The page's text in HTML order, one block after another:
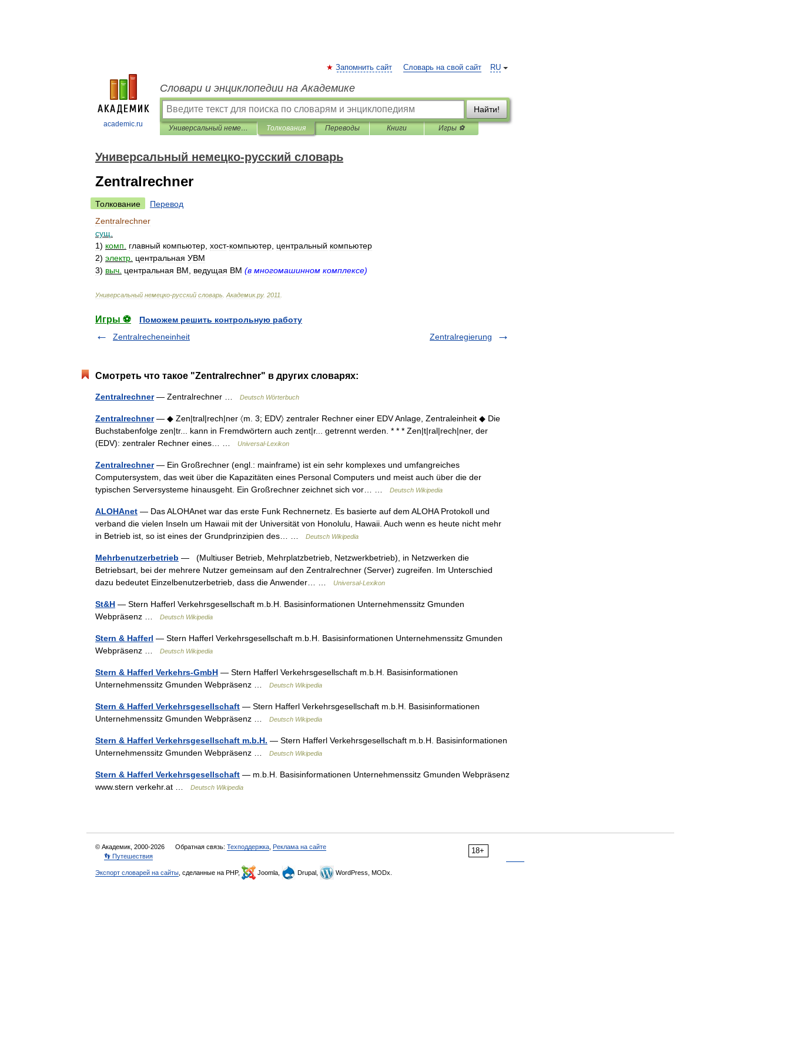
academic.ru
RU
Запомнить сайт Словарь на свой сайт
Словари и энциклопедии на Академике
Найти!
Универсальный немецко-русский словарь Толкования Переводы Книги Игры ⚽
Универсальный немецко-русский словарь
Zentralrechner
Толкование
Перевод
Zentralrechner
сущ
1) комп главный компьютер хост-компьютер центральный компьютер
2) электр центральная УВМ
3) выч центральная ВМ ведущая ВМ (в многомашинном комплексе)
Универсальный немецко-русский словарь Академик.ру. 2011
Игры ⚽
Поможем решить контрольную работу
Zentralrecheneinheit
Zentralregierung
Смотреть что такое "Zentralrechner" в других словарях:
Zentralrechner— Zentralrechner … Deutsch Wörterbuch
Zentralrechner— ◆ Zen|tral|rech|ner 〈m. 3; EDV〉 zentraler Rechner einer EDV Anlage, Zentraleinheit ◆ Die
Buchstabenfolge zen|tr... kann in Fremdwörtern auch zent|r... getrennt werden. * * * Zen|t|ral|rech|ner, der
(EDV): zentraler Rechner eines… …
Universal-Lexikon
Zentralrechner— Ein Großrechner (engl.: mainframe) ist ein sehr komplexes und umfangreiches
Computersystem, das weit über die Kapazitäten eines Personal Computers und meist auch über die der
typischen Serversysteme hinausgeht. Ein Großrechner zeichnet sich vor… …
Deutsch Wikipedia
ALOHAnet — Das ALOHAnet war das erste Funk Rechnernetz. Es basierte auf dem ALOHA Protokoll und
verband die vielen Inseln um Hawaii mit der Universität von Honolulu, Hawaii. Auch wenn es heute nicht mehr
in Betrieb ist, so ist eines der Grundprinzipien des… …
Deutsch Wikipedia
Mehrbenutzerbetrieb — (Multiuser Betrieb, Mehrplatzbetrieb, Netzwerkbetrieb), in Netzwerken die
Betriebsart, bei der mehrere Nutzer gemeinsam auf den Zentralrechner (Server) zugreifen. Im Unterschied
dazu bedeutet Einzelbenutzerbetrieb, dass die Anwender… …
Universal-Lexikon
St&H — Stern Hafferl Verkehrsgesellschaft m.b.H. Basisinformationen Unternehmenssitz Gmunden
Webpräsenz …
Deutsch Wikipedia
Stern & Hafferl — Stern Hafferl Verkehrsgesellschaft m.b.H. Basisinformationen Unternehmenssitz Gmunden
Webpräsenz …
Deutsch Wikipedia
Stern & Hafferl Verkehrs-GmbH — Stern Hafferl Verkehrsgesellschaft m.b.H. Basisinformationen
Unternehmenssitz Gmunden Webpräsenz …
Deutsch Wikipedia
Stern & Hafferl Verkehrsgesellschaft — Stern Hafferl Verkehrsgesellschaft m.b.H. Basisinformationen
Unternehmenssitz Gmunden Webpräsenz …
Deutsch Wikipedia
Stern & Hafferl Verkehrsgesellschaft m.b.H. — Stern Hafferl Verkehrsgesellschaft m.b.H. Basisinformationen
Unternehmenssitz Gmunden Webpräsenz …
Deutsch Wikipedia
Stern & Hafferl Verkehrsgesellschaft — m.b.H. Basisinformationen Unternehmenssitz Gmunden Webpräsenz
www.stern verkehr.at …
Deutsch Wikipedia
18+
© Академик, 2000-2026 Обратная связь: Техподдержка Реклама на сайте
👣 Путешествия
Экспорт словарей на сайты , сделанные на PHP, Joomla, Drupal, WordPress, MODx.